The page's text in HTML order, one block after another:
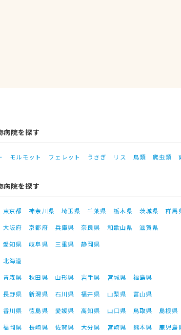
病院を探す
モルモット フェレット うさぎ リス 鳥類 爬虫類
病院を探す
東京都 神奈川県 埼玉県 千葉県 栃木県 茨城県
群馬
大阪府 京都府 兵庫県 奈良県 和歌山県
滋賀県
愛知県 岐阜県 三重県
静岡県
北海道
青森県 秋田県 山形県 岩手県 宮城県
福島県
長野県 新潟県 石川県 福井県 山梨県
富山県
香川県 徳島県 愛媛県 高知県 山口県 鳥取県 島根県
福岡県 長崎県 佐賀県 大分県 宮崎県 熊本県 鹿児島